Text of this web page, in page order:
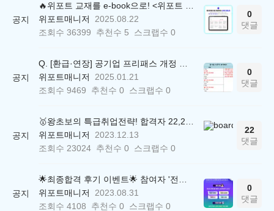
공지
🔥위포트 교재를 e-book으로! <위포트 스마트학습실>
위포트매니저
2025.08.22
조회수 36399 추천수 5 스크랩수 0
0
댓글
공지
Q. [환급·연장] 공기업 프리패스 개정 안내 (25.01.21 18:00~)
위포트매니저
2025.01.21
조회수 9469 추천수 0 스크랩수 0
0
댓글
공지
🥇왕초보의 특급취업전략! 합격자 22,244명 배출한 전문가와 함께 직무탐색부터 면접까지 완벽대비
위포트매니저
2023.12.13
조회수 23024 추천수 0 스크랩수 0
22
댓글
공지
🌟최종합격 후기 이벤트🌟 참여자 '전원' 백화점상품권 증정
위포트매니저
2023.08.31
조회수 4108 추천수 0 스크랩수 0
0
댓글